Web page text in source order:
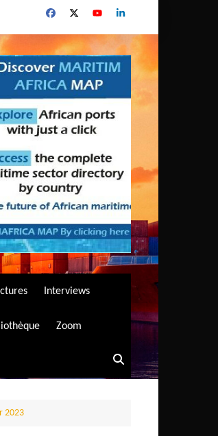
Interviews
Zoom
2023